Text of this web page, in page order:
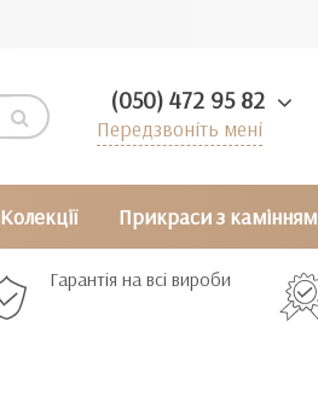
(050) 472 95 82
Передзвоніть мені
Колекції Прикраси з камінням
Гарантія на всі вироби